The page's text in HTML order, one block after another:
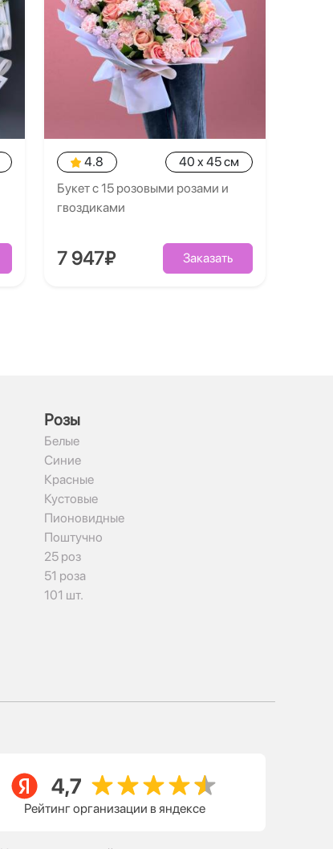
4.8
40 x 45 см
Букет с 15 розовыми розами и
гвоздиками
7 947₽ Заказать
Рoзы
Белые
Синие
Красные
Кустовые
Пионовидные
Поштучно
25 роз
51 роза
101 шт.
Рейтинг организации в яндексе